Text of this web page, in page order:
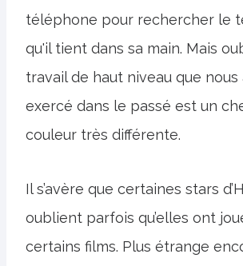
téléphone pour rechercher le
qu'il tient dans sa main. Mais
travail de haut niveau que nous
exercé dans le passé est un
couleur très différente.
Il s’avère que certaines stars
oublient parfois qu’elles ont
certains films. Plus étrange